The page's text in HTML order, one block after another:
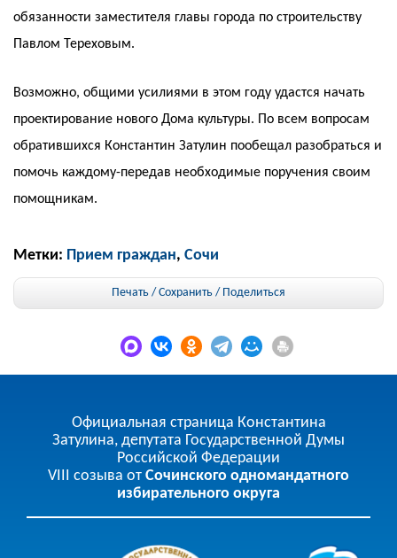
обязанности заместителя главы города по строительству
Павлом Тереховым.
Возможно, общими усилиями в этом году удастся начать
проектирование нового Дома культуры. По всем вопросам
обратившихся Константин Затулин пообещал разобраться и
помочь каждому-передав необходимые поручения своим
помощникам.
Метки: Прием граждан, Сочи
Печать / Сохранить / Поделиться
Официальная страница Константина
Затулина, депутата Государственной Думы
Российской Федерации
VIII созыва от Сочинского одномандатного
избирательного округа